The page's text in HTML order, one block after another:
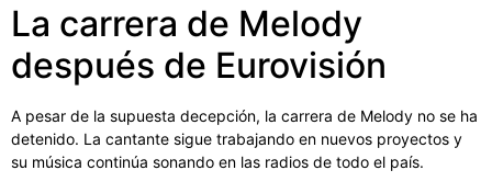
La carrera de Melody
después de Eurovisión
A pesar de la supuesta decepción, la carrera de Melody no se ha
detenido. La cantante sigue trabajando en nuevos proyectos y
su música continúa sonando en las radios de todo el país.